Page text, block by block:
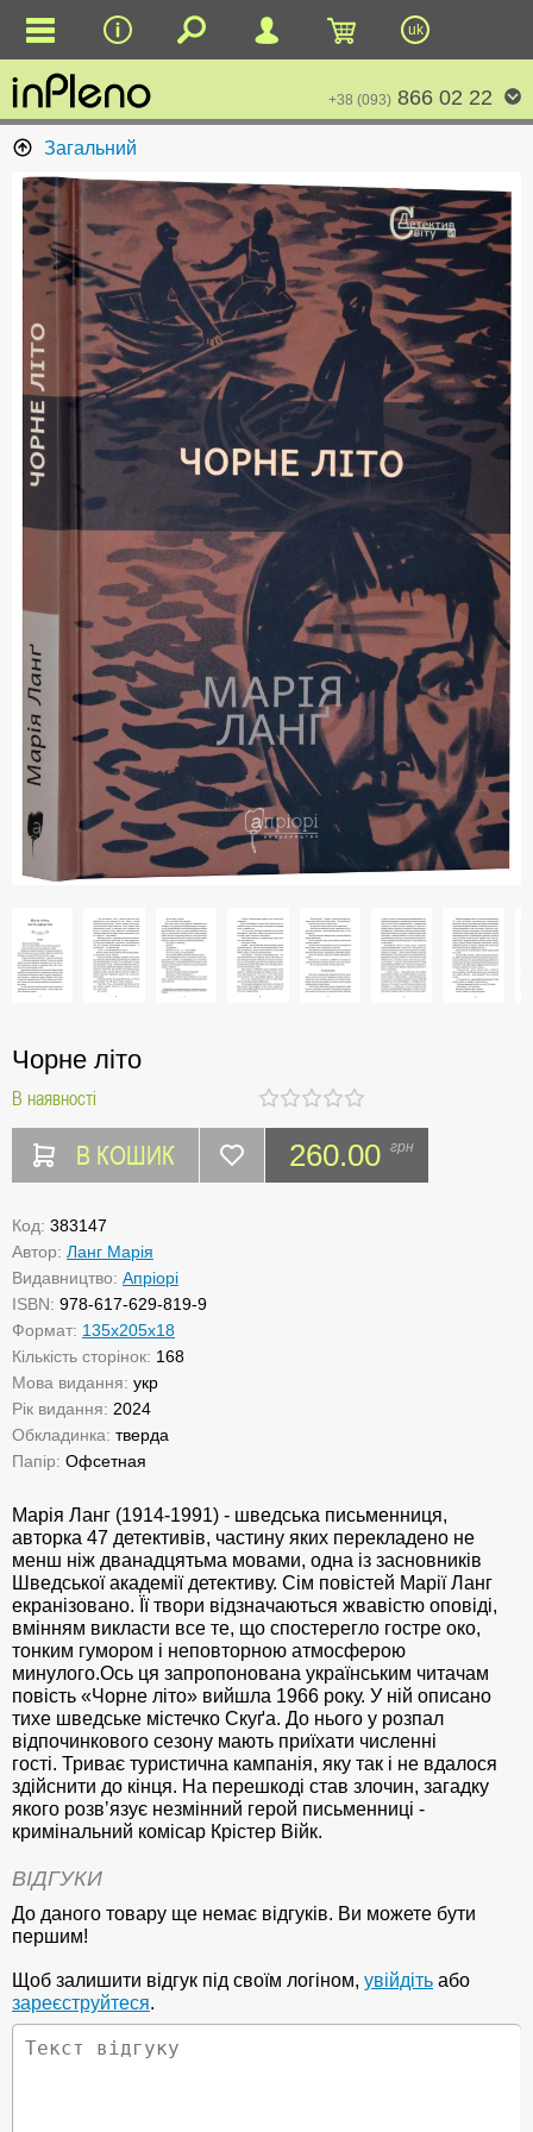
uk
+38 (093) 866 02 22
Загальний
Чорне літо
В наявності
В КОШИК 260.00 грн
Код: 383147
Автор: Ланг Марія
Видавництво: Апріорі
ISBN: 978-617-629-819-9
Формат: 135х205х18
Кількість сторінок: 168
Мова видання: укр
Рік видання: 2024
Обкладинка: тверда
Папір: Офсетная
Марія Ланг (1914-1991) - шведська письменниця,
авторка 47 детективів, частину яких перекладено не
менш ніж дванадцятьма мовами, одна із засновників
Шведської академії детективу. Сім повістей Марії Ланг
екранізовано. Її твори відзначаються жвавістю оповіді,
вмінням викласти все те, що спостерегло гостре око,
тонким гумором і неповторною атмосферою
минулого.Ось ця запропонована українським читачам
повість «Чорне літо» вийшла 1966 року. У ній описано
тихе шведське містечко Скуґа. До нього у розпал
відпочинкового сезону мають приїхати численні
гості. Триває туристична кампанія, яку так і не вдалося
здійснити до кінця. На перешкоді став злочин, загадку
якого розвʼязує незмінний герой письменниці -
кримінальний комісар Крістер Війк.
ВІДГУКИ
До даного товару ще немає відгуків. Ви можете бути
першим!
Щоб залишити відгук під своїм логіном, увійдіть або
зареєструйтеся.